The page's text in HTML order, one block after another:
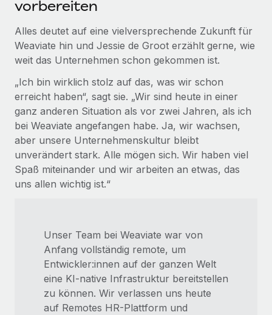
vorbereiten
Alles deutet auf eine vielversprechende Zukunft für
Weaviate hin und Jessie de Groot erzählt gerne, wie
weit das Unternehmen schon gekommen ist.
„Ich bin wirklich stolz auf das, was wir schon
erreicht haben“, sagt sie.​​ „Wir sind heute in einer
ganz anderen Situation als vor zwei Jahren, als ich
bei Weaviate angefangen habe. Ja, wir wachsen,
aber unsere Unternehmenskultur bleibt
unverändert stark. Alle mögen sich. Wir haben viel
Spaß miteinander und wir arbeiten an etwas, das
uns allen wichtig ist.“
Unser Team bei Weaviate war von
Anfang vollständig remote, um
Entwickler:innen auf der ganzen Welt
eine KI-native Infrastruktur bereitstellen
zu können. Wir verlassen uns heute
auf Remotes HR-Plattform und